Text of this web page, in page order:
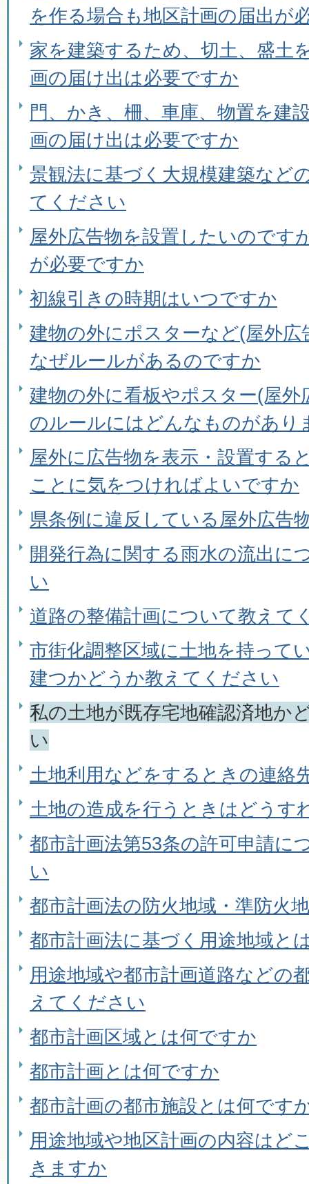
を作る場合も地区計画の届出が
家を建築するため、切土、盛土
画の届け出は必要ですか
門、かき、柵、車庫、物置を建
画の届け出は必要ですか
景観法に基づく大規模建築など
てください
屋外広告物を設置したいのです
が必要ですか
初線引きの時期はいつですか
建物の外にポスターなど(屋外
なぜルールがあるのですか
建物の外に看板やポスター(屋外
のルールにはどんなものがあり
屋外に広告物を表示・設置する
ことに気をつければよいですか
県条例に違反している屋外広告
開発行為に関する雨水の流出に
い
道路の整備計画について教えて
市街化調整区域に土地を持って
建つかどうか教えてください
私の土地が既存宅地確認済地か
い
土地利用などをするときの連絡
土地の造成を行うときはどうす
都市計画法第53条の許可申請に
い
都市計画法の防火地域・準防火
都市計画法に基づく用途地域と
用途地域や都市計画道路などの
えてください
都市計画区域とは何ですか
都市計画とは何ですか
都市計画の都市施設とは何です
用途地域や地区計画の内容はど
きますか